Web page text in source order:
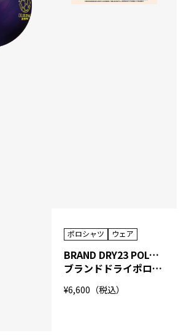
ポロシャツ ウェア
BRAND DRY23 POLO BDP（NANODESU）
ブランドドライポロシャツ（ナノデス）
¥6,600（税込）